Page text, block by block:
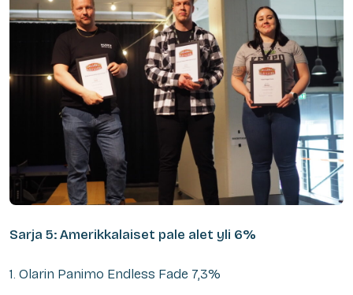
Sarja 5: Amerikkalaiset pale alet yli 6%
1. Olarin Panimo Endless Fade 7,3%